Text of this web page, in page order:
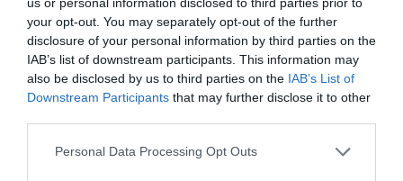
your opt-out. You may separately opt-out of the further
disclosure of your personal information by third parties on the
IAB’s list of downstream participants. This information may
also be disclosed by us to third parties on the IAB’s List of
Downstream Participants that may further disclose it to other
Personal Data Processing Opt Outs
ΔΕΊΤΕ ΕΠΊΣΗΣ...